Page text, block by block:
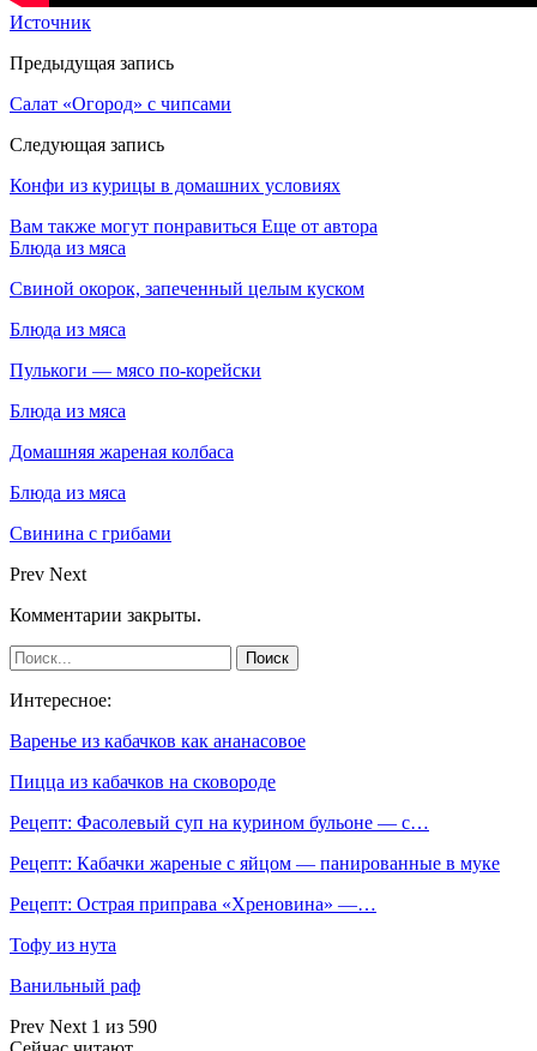
Источник
Предыдущая запись
Салат «Огород» с чипсами
Следующая запись
Конфи из курицы в домашних условиях
Вам также могут понравиться Еще от автора
Блюда из мяса
Свиной окорок, запеченный целым куском
Блюда из мяса
Пулькоги — мясо по-корейски
Блюда из мяса
Домашняя жареная колбаса
Блюда из мяса
Свинина с грибами
Prev Next
Комментарии закрыты.
Интересное:
Варенье из кабачков как ананасовое
Пицца из кабачков на сковороде
Рецепт: Фасолевый суп на курином бульоне — с…
Рецепт: Кабачки жареные с яйцом — панированные в муке
Рецепт: Острая приправа «Хреновина» —…
Тофу из нута
Ванильный раф
Prev Next 1 из 590